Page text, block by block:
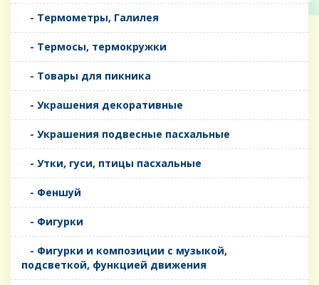
- Термометры, Галилея
- Термосы, термокружки
- Товары для пикника
- Украшения декоративные
- Украшения подвесные пасхальные
- Утки, гуси, птицы пасхальные
- Феншуй
- Фигурки
- Фигурки и композиции с музыкой,
подсветкой, функцией движения